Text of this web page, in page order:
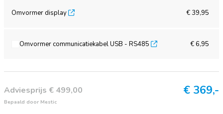
Omvormer display € 39,95
Omvormer communicatiekabel USB - RS485 € 6,95
Adviesprijs € 499,00
Bepaald door Mestic
€ 369,-